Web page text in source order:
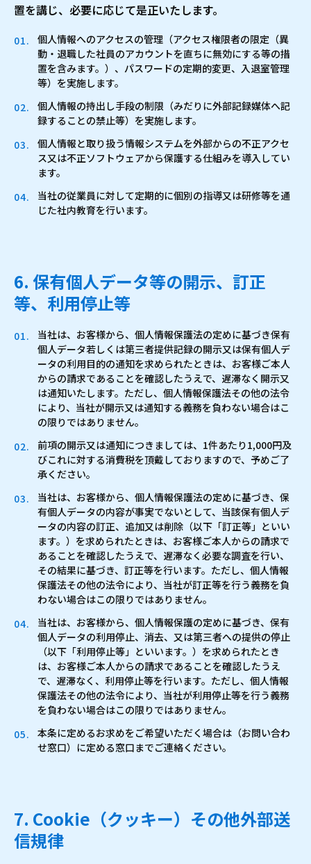
置を講じ、必要に応じて是正いたします。
個人情報へのアクセスの管理（アクセス権限者の限定（異
動・退職した社員のアカウントを直ちに無効にする等の措
置を含みます。）、パスワードの定期的変更、入退室管理
等）を実施します。
個人情報の持出し手段の制限（みだりに外部記録媒体へ記
録することの禁止等）を実施します。
個人情報と取り扱う情報システムを外部からの不正アクセ
ス又は不正ソフトウェアから保護する仕組みを導入してい
ます。
当社の従業員に対して定期的に個別の指導又は研修等を通
じた社内教育を行います。
6. 保有個人データ等の開示、訂正
等、利用停止等
当社は、お客様から、個人情報保護法の定めに基づき保有
個人データ若しくは第三者提供記録の開示又は保有個人デ
ータの利用目的の通知を求められたときは、お客様ご本人
からの請求であることを確認したうえで、遅滞なく開示又
は通知いたします。ただし、個人情報保護法その他の法令
により、当社が開示又は通知する義務を負わない場合はこ
の限りではありません。
前項の開示又は通知につきましては、1件あたり1,000円及
びこれに対する消費税を頂戴しておりますので、予めご了
承ください。
当社は、お客様から、個人情報保護法の定めに基づき、保
有個人データの内容が事実でないとして、当該保有個人デ
ータの内容の訂正、追加又は削除（以下「訂正等」といい
ます。）を求められたときは、お客様ご本人からの請求で
あることを確認したうえで、遅滞なく必要な調査を行い、
その結果に基づき、訂正等を行います。ただし、個人情報
保護法その他の法令により、当社が訂正等を行う義務を負
わない場合はこの限りではありません。
当社は、お客様から、個人情報保護の定めに基づき、保有
個人データの利用停止、消去、又は第三者への提供の停止
（以下「利用停止等」といいます。）を求められたとき
は、お客様ご本人からの請求であることを確認したうえ
で、遅滞なく、利用停止等を行います。ただし、個人情報
保護法その他の法令により、当社が利用停止等を行う義務
を負わない場合はこの限りではありません。
本条に定めるお求めをご希望いただく場合は（お問い合わ
せ窓口）に定める窓口までご連絡ください。
7. Cookie（クッキー）その他外部送
信規律